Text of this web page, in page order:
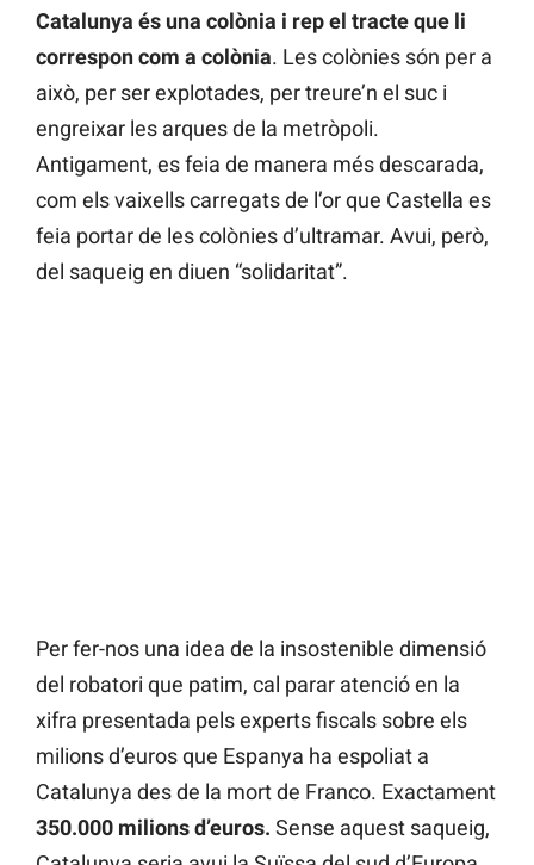
Catalunya és una colònia i rep el tracte que li
correspon com a colònia. Les colònies són per a
això, per ser explotades, per treure’n el suc i
engreixar les arques de la metròpoli.
Antigament, es feia de manera més descarada,
com els vaixells carregats de l’or que Castella es
feia portar de les colònies d’ultramar. Avui, però,
del saqueig en diuen “solidaritat”.
Per fer-nos una idea de la insostenible dimensió
del robatori que patim, cal parar atenció en la
xifra presentada pels experts fiscals sobre els
milions d’euros que Espanya ha espoliat a
Catalunya des de la mort de Franco. Exactament
350.000 milions d’euros. Sense aquest saqueig,